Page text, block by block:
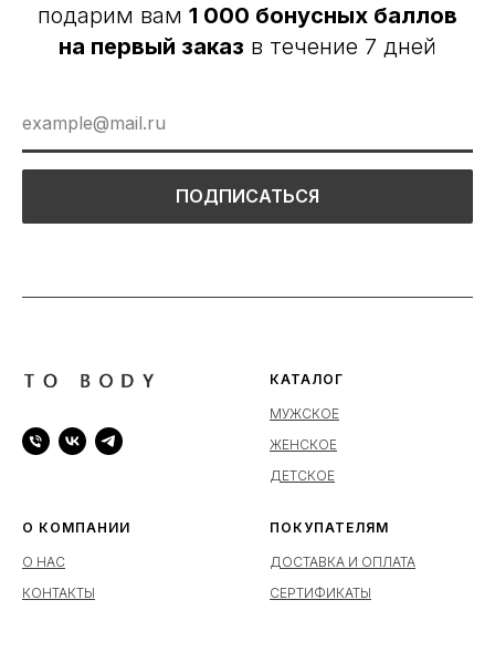
подарим вам 1 000 бонусных баллов
на первый заказ в течение 7 дней
ПОДПИСАТЬСЯ
КАТАЛОГ
МУЖСКОЕ
ЖЕНСКОЕ
ДЕТСКОЕ
О КОМПАНИИ
О НАС
КОНТАКТЫ
ПОКУПАТЕЛЯМ
ДОСТАВКА И ОПЛАТА
СЕРТИФИКАТЫ